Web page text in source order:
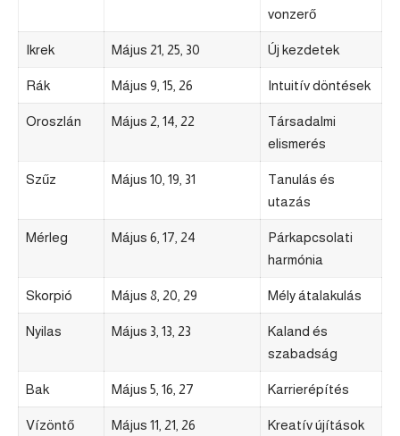
vonzerő
Ikrek Május 21, 25, 30 Új kezdetek
Rák Május 9, 15, 26 Intuitív döntések
Oroszlán Május 2, 14, 22
Társadalmi
elismerés
Szűz Május 10, 19, 31
Tanulás és
utazás
Mérleg Május 6, 17, 24
Párkapcsolati
harmónia
Skorpió Május 8, 20, 29 Mély átalakulás
Nyilas Május 3, 13, 23
Kaland és
szabadság
Bak Május 5, 16, 27 Karrierépítés
Vízöntő Május 11, 21, 26 Kreatív újítások